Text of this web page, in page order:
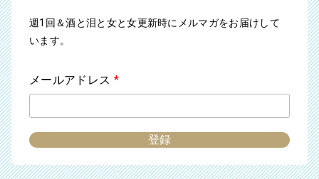
週1回＆酒と泪と女と女更新時にメルマガをお届けして
います。
メールアドレス *